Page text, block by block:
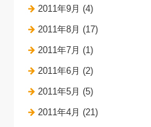
2011年9月 (4)
2011年8月 (17)
2011年7月 (1)
2011年6月 (2)
2011年5月 (5)
2011年4月 (21)